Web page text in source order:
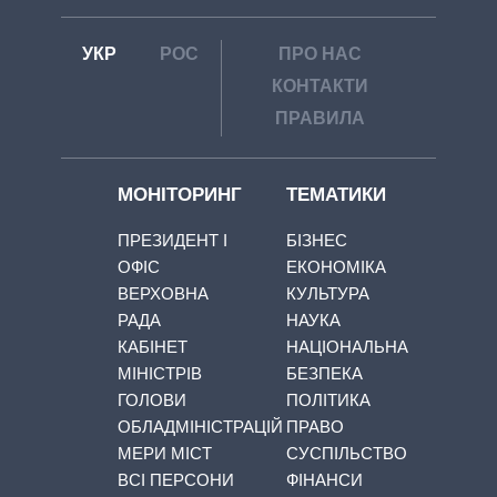
УКР РОС
ПРО НАС
КОНТАКТИ
ПРАВИЛА
МОНІТОРИНГ
ПРЕЗИДЕНТ І
ОФІС
ВЕРХОВНА
РАДА
КАБІНЕТ
МІНІСТРІВ
ГОЛОВИ
ОБЛАДМІНІСТРАЦІЙ
МЕРИ МІСТ
ВСІ ПЕРСОНИ
ТЕМАТИКИ
БІЗНЕС
ЕКОНОМІКА
КУЛЬТУРА
НАУКА
НАЦІОНАЛЬНА
БЕЗПЕКА
ПОЛІТИКА
ПРАВО
СУСПІЛЬСТВО
ФІНАНСИ